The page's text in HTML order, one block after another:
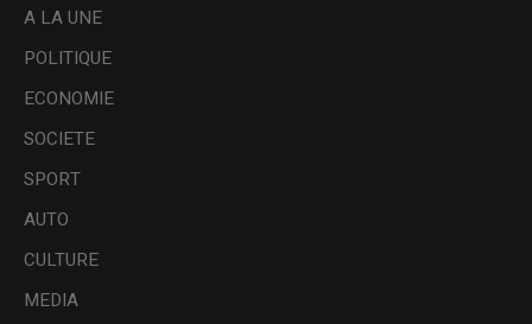
A LA UNE
POLITIQUE
ECONOMIE
SOCIETE
SPORT
AUTO
CULTURE
MEDIA